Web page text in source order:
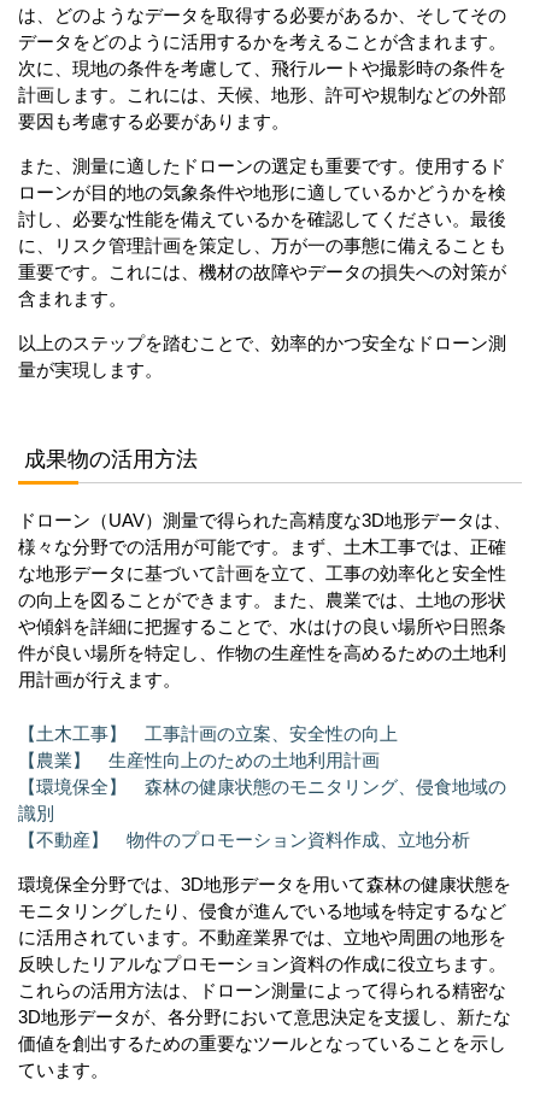
は、どのようなデータを取得する必要があるか、そしてその
データをどのように活用するかを考えることが含まれます。
次に、現地の条件を考慮して、飛行ルートや撮影時の条件を
計画します。これには、天候、地形、許可や規制などの外部
要因も考慮する必要があります。
また、測量に適したドローンの選定も重要です。使用するド
ローンが目的地の気象条件や地形に適しているかどうかを検
討し、必要な性能を備えているかを確認してください。最後
に、リスク管理計画を策定し、万が一の事態に備えることも
重要です。これには、機材の故障やデータの損失への対策が
含まれます。
以上のステップを踏むことで、効率的かつ安全なドローン測
量が実現します。
成果物の活用方法
ドローン（UAV）測量で得られた高精度な3D地形データは、
様々な分野での活用が可能です。まず、土木工事では、正確
な地形データに基づいて計画を立て、工事の効率化と安全性
の向上を図ることができます。また、農業では、土地の形状
や傾斜を詳細に把握することで、水はけの良い場所や日照条
件が良い場所を特定し、作物の生産性を高めるための土地利
用計画が行えます。
【土木工事】 工事計画の立案、安全性の向上
【農業】 生産性向上のための土地利用計画
【環境保全】 森林の健康状態のモニタリング、侵食地域の
識別
【不動産】 物件のプロモーション資料作成、立地分析
環境保全分野では、3D地形データを用いて森林の健康状態を
モニタリングしたり、侵食が進んでいる地域を特定するなど
に活用されています。不動産業界では、立地や周囲の地形を
反映したリアルなプロモーション資料の作成に役立ちます。
これらの活用方法は、ドローン測量によって得られる精密な
3D地形データが、各分野において意思決定を支援し、新たな
価値を創出するための重要なツールとなっていることを示し
ています。